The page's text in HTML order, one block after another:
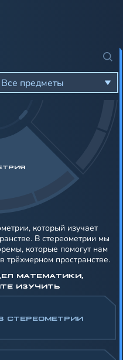
Все предметы
СТЕРЕОМЕТРИИ
МАТЕМАТИКИ,
ИЗУЧИТЬ
который изучает
В стереометрии мы
которые помогут нам
трёхмерном пространстве.